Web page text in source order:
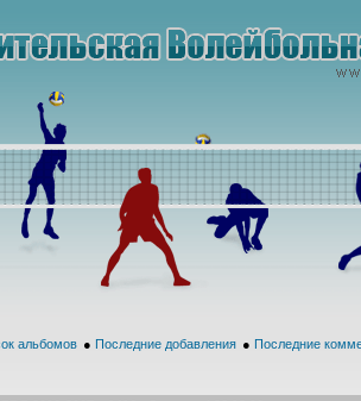
альбомов ● Последние добавления ● Последние